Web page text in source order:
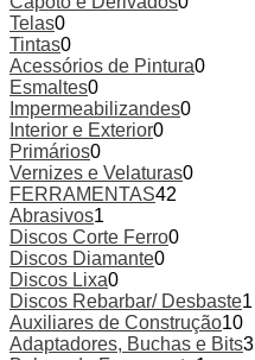
Telas0
Tintas0
Acessórios de Pintura0
Esmaltes0
Impermeabilizandes0
Interior e Exterior0
Primários0
Vernizes e Velaturas0
FERRAMENTAS42
Abrasivos1
Discos Corte Ferro0
Discos Diamante0
Discos Lixa0
Discos Rebarbar/ Desbaste1
Auxiliares de Construção10
Adaptadores, Buchas e Bits3